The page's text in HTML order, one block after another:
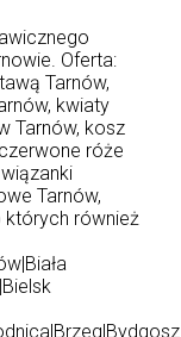
Oferta:
Tarnów,
kwiaty
Tarnów, kosz
róże
Tarnów,
których również
|Biała
|Bielsk
|Brzeg|